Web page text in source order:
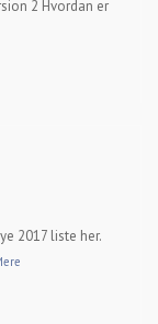
2 Hvordan er
2017 liste her.